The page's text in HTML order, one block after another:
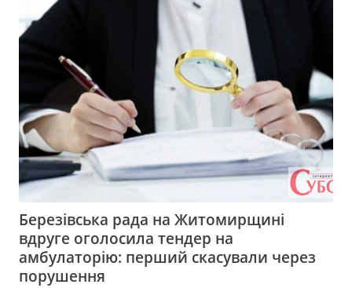
Березівська рада на Житомирщині
вдруге оголосила тендер на
амбулаторію: перший скасували через
порушення